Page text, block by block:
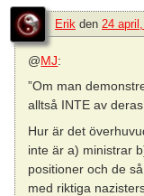
Erik den 24
@MJ:
”Om man
alltså INTE av
Hur är det
inte är a) ministrar
positioner och de
med riktiga